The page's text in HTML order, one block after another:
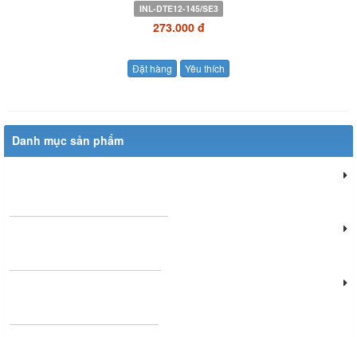
INL-DTE12-145/SE3
273.000 đ
Đặt hàng Yêu thích
Danh mục sản phẩm